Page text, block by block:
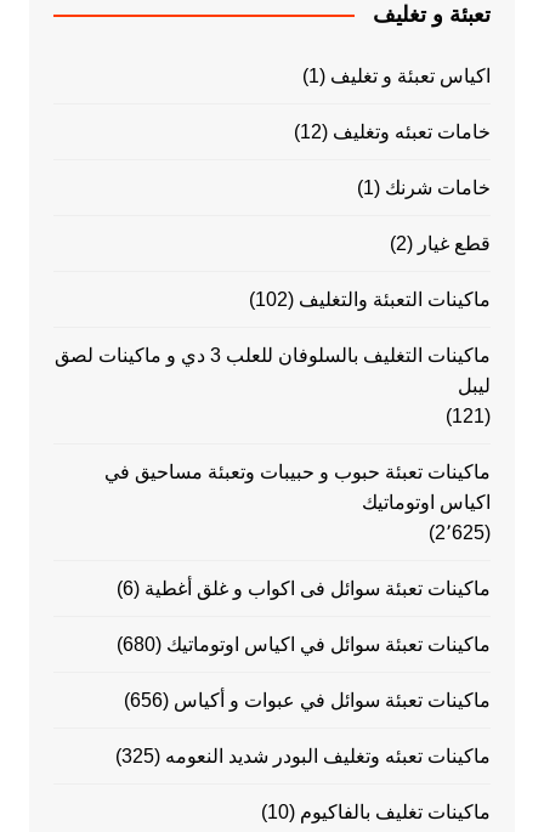
تعبئة و تغليف
اكياس تعبئة و تغليف (1)
خامات تعبئه وتغليف (12)
خامات شرنك (1)
قطع غيار (2)
ماكينات التعبئة والتغليف (102)
ماكينات التغليف بالسلوفان للعلب 3 دي و ماكينات لصق
ليبل
(121)
ماكينات تعبئة حبوب و حبيبات وتعبئة مساحيق في
اكياس اوتوماتيك
(2٬625)
ماكينات تعبئة سوائل فى اكواب و غلق أغطية (6)
ماكينات تعبئة سوائل في اكياس اوتوماتيك (680)
ماكينات تعبئة سوائل في عبوات و أكياس (656)
ماكينات تعبئه وتغليف البودر شديد النعومه (325)
ماكينات تغليف بالفاكيوم (10)